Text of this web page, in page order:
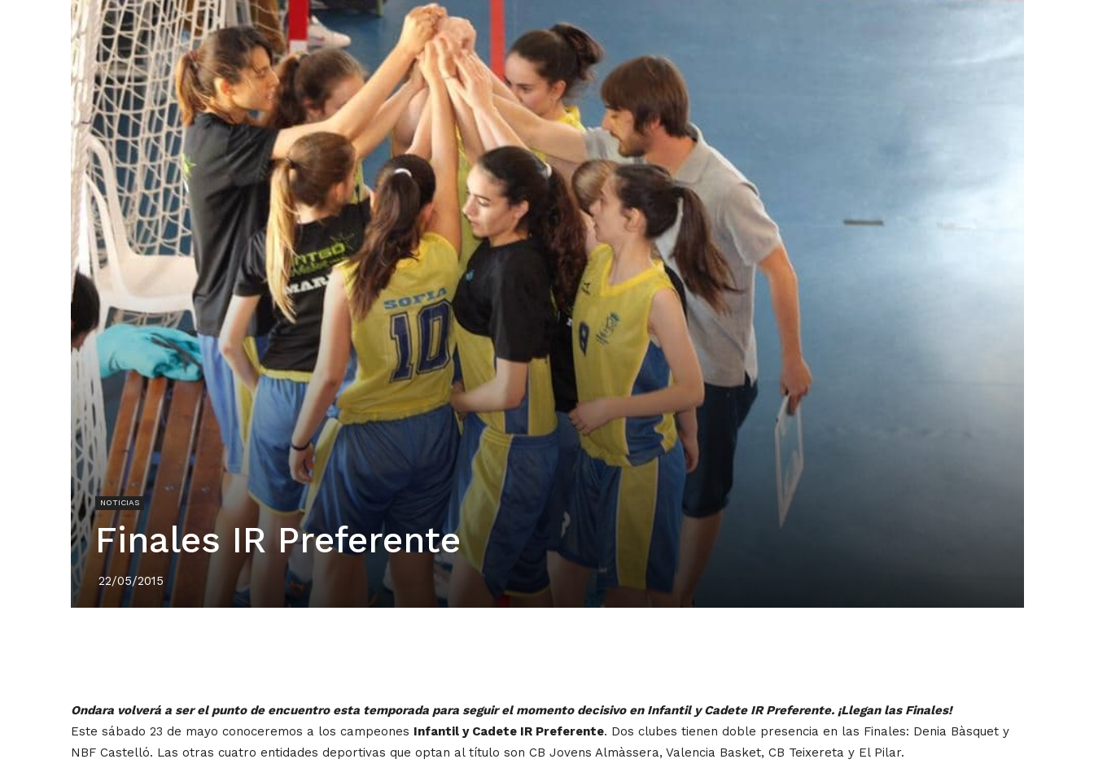
NOTICIAS
Finales IR Preferente
22/05/2015
Ondara volverá a ser el punto de encuentro esta temporada para seguir el momento decisivo en Infantil y Cadete IR Preferente. ¡Llegan las Finales!
Este sábado 23 de mayo conoceremos a los campeones Infantil y Cadete IR Preferente. Dos clubes tienen doble presencia en las Finales: Denia Bàsquet y
NBF Castelló. Las otras cuatro entidades deportivas que optan al título son CB Jovens Almàssera, Valencia Basket, CB Teixereta y El Pilar.